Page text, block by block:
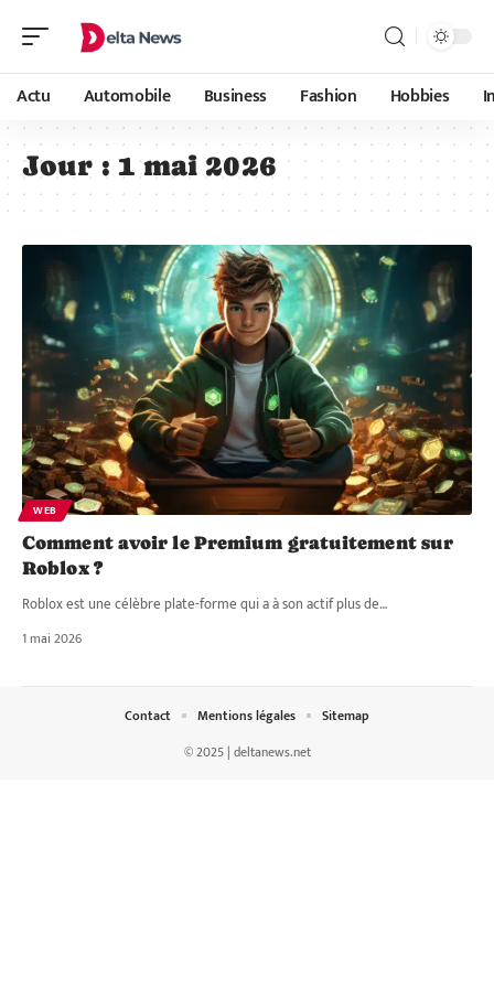
Actu Automobile Business Fashion Hobbies
Jour : 1 mai 2026
WEB
Comment avoir le Premium gratuitement sur
Roblox ?
Roblox est une célèbre plate-forme qui a à son actif plus de…
1 mai 2026
© 2025 | deltanews.net
Contact Mentions légales Sitemap